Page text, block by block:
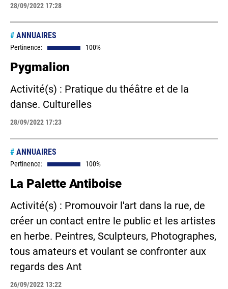
28/09/2022 17:28
# ANNUAIRES
Pertinence: 100%
Pygmalion
Activité(s) : Pratique du théâtre et de la
danse. Culturelles
28/09/2022 17:23
# ANNUAIRES
Pertinence: 100%
La Palette Antiboise
Activité(s) : Promouvoir l'art dans la rue, de
créer un contact entre le public et les artistes
en herbe. Peintres, Sculpteurs, Photographes,
tous amateurs et voulant se confronter aux
regards des Ant
26/09/2022 13:22